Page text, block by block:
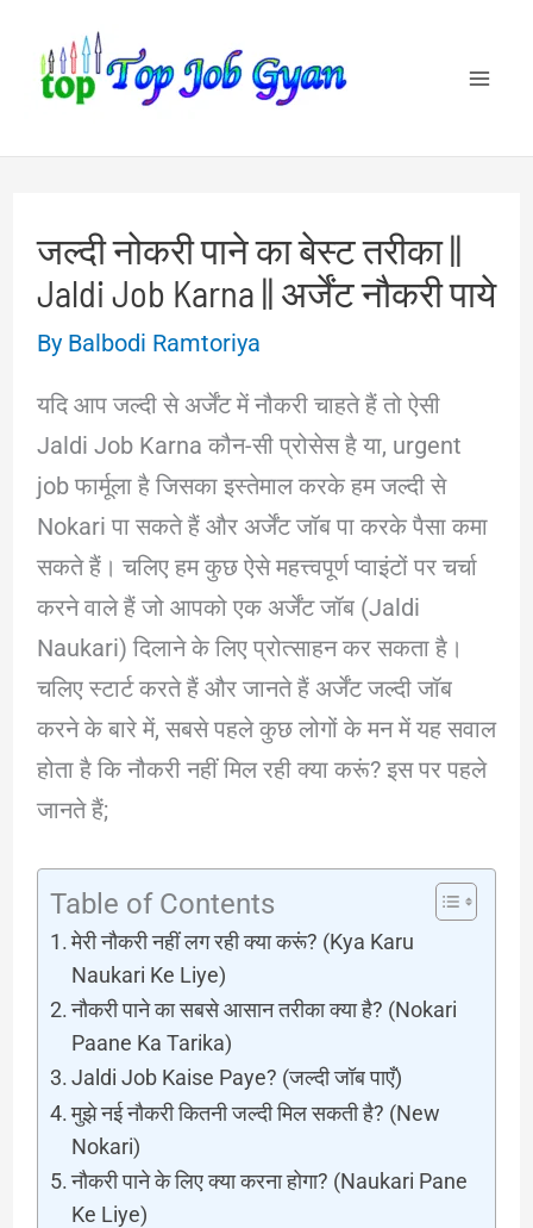
content
जल्दी नोकरी पाने का बेस्ट तरीका ||
Jaldi Job Karna || अर्जेंट नौकरी पाये
By Balbodi Ramtoriya
यदि आप जल्दी से अर्जेंट में नौकरी चाहते हैं तो ऐसी
Jaldi Job Karna कौन-सी प्रोसेस है या, urgent
job फार्मूला है जिसका इस्तेमाल करके हम जल्दी से
Nokari पा सकते हैं और अर्जेंट जॉब पा करके पैसा कमा
सकते हैं। चलिए हम कुछ ऐसे महत्त्वपूर्ण प्वाइंटों पर चर्चा
करने वाले हैं जो आपको एक अर्जेंट जॉब (Jaldi
Naukari) दिलाने के लिए प्रोत्साहन कर सकता है।
चलिए स्टार्ट करते हैं और जानते हैं अर्जेंट जल्दी जॉब
करने के बारे में, सबसे पहले कुछ लोगों के मन में यह सवाल
होता है कि नौकरी नहीं मिल रही क्या करूं? इस पर पहले
जानते हैं;
Table of Contents
मेरी नौकरी नहीं लग रही क्या करूं? (Kya Karu
Naukari Ke Liye)
नौकरी पाने का सबसे आसान तरीका क्या है? (Nokari
Paane Ka Tarika)
Jaldi Job Kaise Paye? (जल्दी जॉब पाएँ)
मुझे नई नौकरी कितनी जल्दी मिल सकती है? (New
Nokari)
नौकरी पाने के लिए क्या करना होगा? (Naukari Pane
Ke Liye)